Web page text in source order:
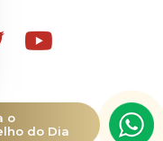
o
do Dia